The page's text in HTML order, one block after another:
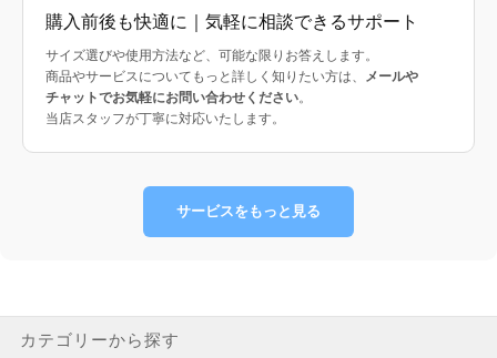
購入前後も快適に｜気軽に相談できるサポート
サイズ選びや使用方法など、可能な限りお答えします。
商品やサービスについてもっと詳しく知りたい方は、 メールや
チャットでお気軽にお問い合わせください。
当店スタッフが丁寧に対応いたします。
サービスをもっと見る
カテゴリーから探す